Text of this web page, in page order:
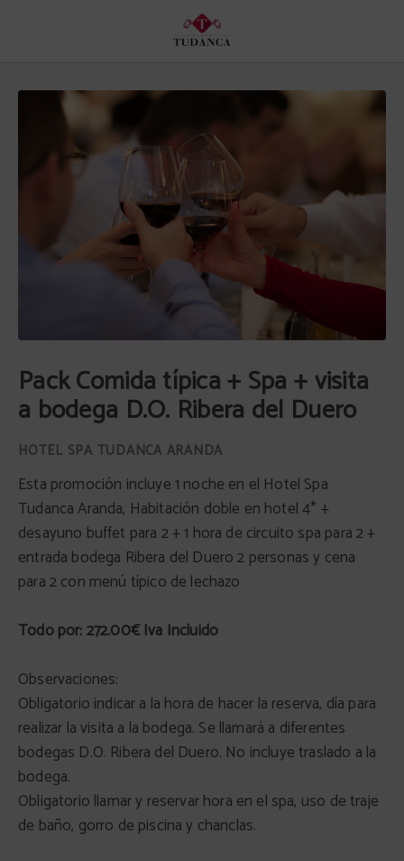
Pack Comida típica + Spa + visita
a bodega D.O. Ribera del Duero
Esta promoción incluye 1 noche en el Hotel Spa
Tudanca Aranda, Habitación doble en hotel 4* +
desayuno buffet para 2 + 1 hora de circuito spa para 2 +
entrada bodega Ribera del Duero 2 personas y cena
para 2 con menú típico de lechazo
Todo por: 272.00€ Iva Incluido
Observaciones:
Obligatorio indicar a la hora de hacer la reserva, día para
realizar la visita a la bodega. Se llamará a diferentes
bodegas D.O. Ribera del Duero. No incluye traslado a la
bodega.
Obligatorio llamar y reservar hora en el spa, uso de traje
de baño, gorro de piscina y chanclas.